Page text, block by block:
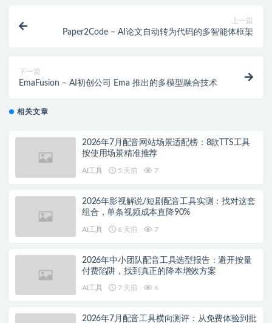
上一篇
Paper2Code – AI论文自动转为代码的多智能体框架
下一篇
EmaFusion – AI初创公司 Ema 推出的多模型融合技术
相关文章
2026年7月配音网站场景适配榜：8款TTS工具
按使用场景精准推荐
AI工具 5 天前 7
2026年影视解说/短剧配音工具实测：找对这套
组合，单条视频成本直降90%
AI工具 6 天前 7
2026年中小团队配音工具选型报告：避开按量
付费陷阱，找到真正的降本增效方案
AI工具 7 天前 6
2026年7月配音工具横向测评：从免费体验到批